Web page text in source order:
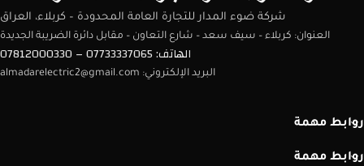
شركة ضوء المدار للتجارة العامة المحدودة – كربلاء، العراق
العنوان: كربلاء – سيف سعد – شارع التعاون – مقابل دائرة الضريبة الجديدة
الهاتف: 07733337065 – 07812000330
البريد الإلكتروني: almadarelectric2@gmail.com
روابط مهمة
روابط مهمة